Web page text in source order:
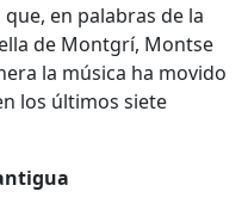
en palabras de la
de Montgrí, Montse
la música ha movido
los últimos siete